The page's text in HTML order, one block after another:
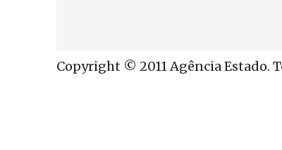
Copyright © 2011 Agência Estado.